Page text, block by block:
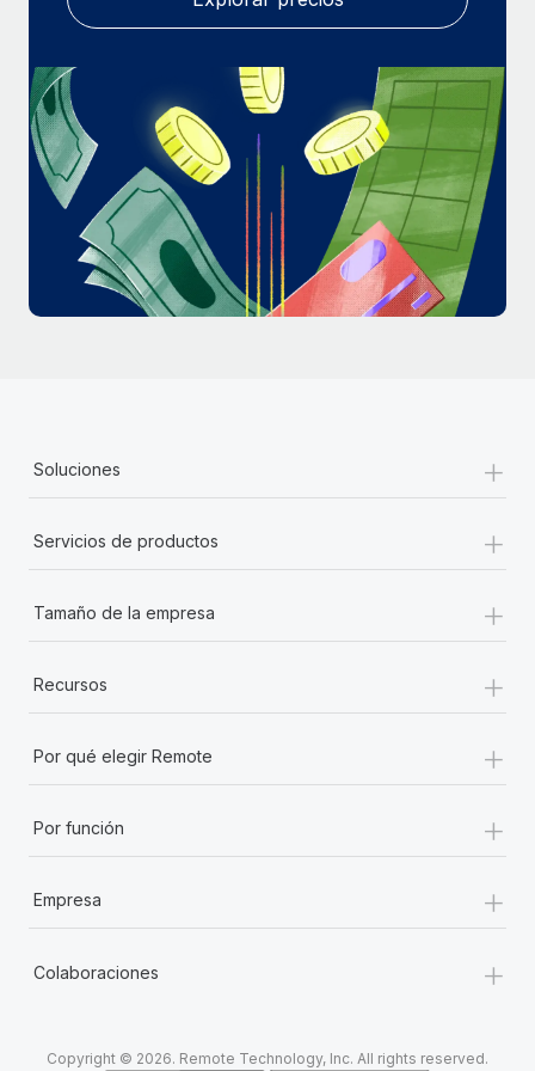
Soluciones +
Servicios de productos +
Tamaño de la empresa +
Recursos +
Por qué elegir Remote +
Por función +
Empresa +
Colaboraciones +
Copyright © 2026. Remote Technology, Inc. All rights reserved.